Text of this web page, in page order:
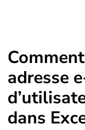
adresse
dans